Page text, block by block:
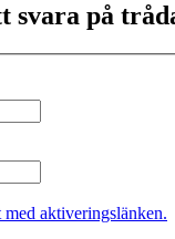
svara på
med aktiveringslänken.